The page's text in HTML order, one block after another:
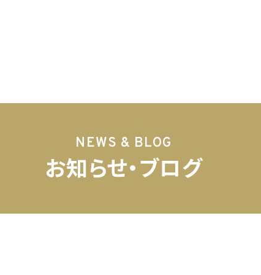
お知らせ・ブログ
NEWS & BLOG